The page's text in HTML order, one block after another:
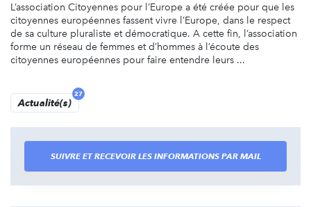
L’association Citoyennes pour l’Europe a été créée pour que les
citoyennes européennes fassent vivre l’Europe, dans le respect
de sa culture pluraliste et démocratique. A cette fin, l’association
forme un réseau de femmes et d’hommes à l’écoute des
citoyennes européennes pour faire entendre leurs ...
Actualité(s)
27
SUIVRE ET RECEVOIR LES INFORMATIONS PAR MAIL